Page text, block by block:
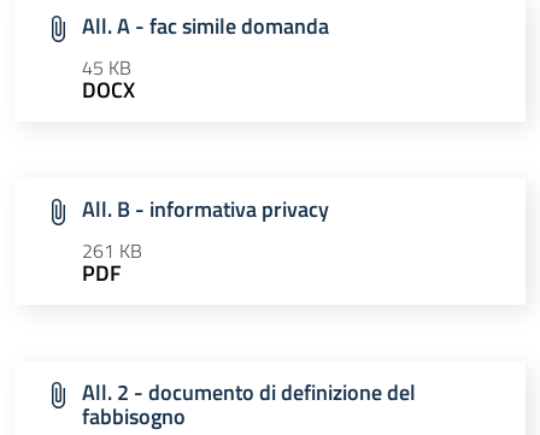
All. A - fac simile domanda
45 KB
DOCX
All. B - informativa privacy
261 KB
PDF
All. 2 - documento di definizione del
fabbisogno